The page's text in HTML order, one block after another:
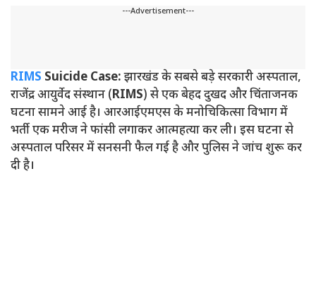
---Advertisement---
RIMS Suicide Case:झारखंड के सबसे बड़े सरकारी अस्पताल,
राजेंद्र आयुर्वेद संस्थान (RIMS) से एक बेहद दुखद और चिंताजनक
घटना सामने आई है। आरआईएमएस के मनोचिकित्सा विभाग में
भर्ती एक मरीज ने फांसी लगाकर आत्महत्या कर ली। इस घटना से
अस्पताल परिसर में सनसनी फैल गई है और पुलिस ने जांच शुरू कर
दी है।